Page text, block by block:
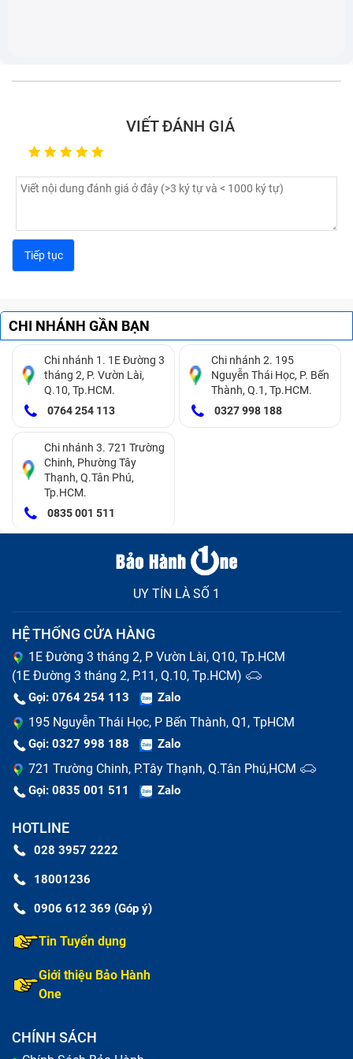
Laptop bị móp, méo gây ảnh hưởng tới thẩm mỹ và các
Những dấu hiệu nhận biết laptop
lenovo (đã bao gồm công) cần được
thay vỏ
Vỏ laptop được chế tạo từ những vật liệu bằng hợp
kim nhôm, có độ bền rất cao, có thể chống chịu được
một số tác động ngoại lực để bảo vệ máy, với những
chất liệu nhựa có thể vẫn có thể tốt khi giữ gìn cẩn
thận. Nhưng, điều đó không có nghĩa là vỏ máy không
gặp sự cố, vậy khi nào bạn cần thay vỏ máy tính
lenovo (đã bao gồm công) mới? Bạn nên thay vỏ mới
khi gặp những trường hợp sau:
Vỏ máy laptop bị móp méo do va chạm mạnh, ảnh
hưởng tới các bộ phận khác của máy.
Vỏ laptop lenovo (đã bao gồm công) bị nứt do rơi
đập.
Vỏ máy bị biến dạng do tiếp xúc với nhiệt độ cao.
Nguyên nhân khiến vỏ laptop bị móp méo, vỡ.
Bạn muốn thay vỏ để chiếc laptop lenovo (đã bao
gồm công) của bạn mới hơn.
Thay vỏ laptop lenovo (đã bao gồm
công) nhanh chóng và chất lượng tại
VIẾT ĐÁNH GIÁ
CHI NHÁNH GẦN BẠN
Chi nhánh 1. 1E Đường 3
tháng 2, P. Vườn Lài,
Q.10, Tp.HCM.
0764 254 113
Chi nhánh 2. 195
Nguyễn Thái Học, P. Bến
Thành, Q.1, Tp.HCM.
0327 998 188
Chi nhánh 3. 721 Trường
Chinh, Phường Tây
Thạnh, Q.Tân Phú,
Tp.HCM.
0835 001 511
UY TÍN LÀ SỐ 1
HỆ THỐNG CỬA HÀNG
1E Đường 3 tháng 2, P Vườn Lài, Q10, Tp.HCM
(1E Đường 3 tháng 2, P.11, Q.10, Tp.HCM)
Gọi: 0764 254 113 Zalo
195 Nguyễn Thái Học, P Bến Thành, Q1, TpHCM
Gọi: 0327 998 188 Zalo
721 Trường Chinh, P.Tây Thạnh, Q.Tân Phú,HCM
Gọi: 0835 001 511 Zalo
HOTLINE
028 3957 2222
18001236
0906 612 369 (Góp ý)
Tin Tuyển dụng
Giới thiệu Bảo Hành
One
CHÍNH SÁCH